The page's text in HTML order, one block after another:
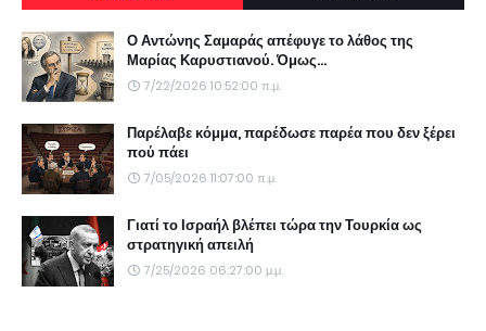
Ο Αντώνης Σαμαράς απέφυγε το λάθος της
Μαρίας Καρυστιανού. Όμως...
7/22/2026 10:52:00 π.μ.
Παρέλαβε κόμμα, παρέδωσε παρέα που δεν ξέρει
πού πάει
7/05/2026 11:07:00 π.μ.
Γιατί το Ισραήλ βλέπει τώρα την Τουρκία ως
στρατηγική απειλή
7/25/2026 06:27:00 μ.μ.